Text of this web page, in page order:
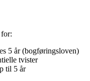
5 år (bogføringsloven)
tvister
til 5 år